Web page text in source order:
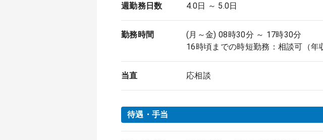
週勤務日数 4.0日 ～ 5.0日
勤務時間
(月～金) 08時30分 ～ 17時30分
16時頃までの時短勤務：相談可（年
当直 応相談
待遇・手当